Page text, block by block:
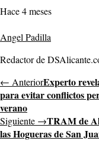
Hace 4 meses
Angel Padilla
Redactor de
← AnteriorExperto
para evitar conflictos
verano
Siguiente →TRAM de
las Hogueras de San